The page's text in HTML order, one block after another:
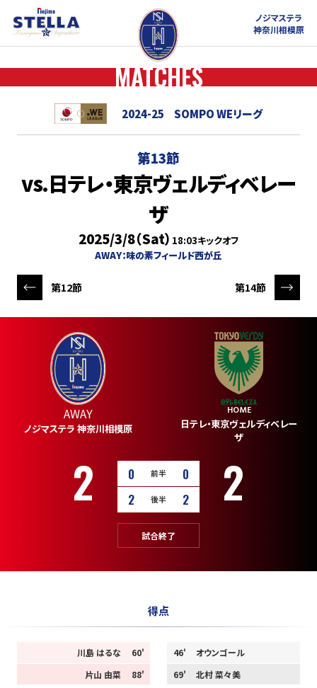
ノジマステラ
神奈川相模原
MATCHES
第12節
2024-25 SOMPO WEリーグ
第13節
vs.日テレ・東京ヴェルディベレー
ザ
2025/3/8（Sat） 18:03キックオフ
AWAY：味の素フィールド西が丘
第14節
AWAY
ノジマステラ 神奈川相模原
2 0 前半
0
2
後半 2
試合終了
2
HOME
日テレ・東京ヴェルディベレー
ザ
得点
川島 はるな
60'
片山 由菜
88'
オウンゴール
46'
北村 菜々美
69'